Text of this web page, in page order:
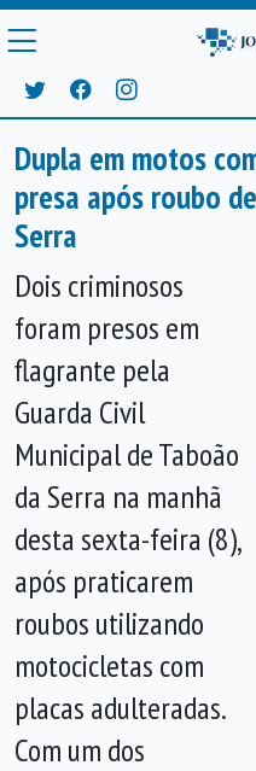
Dupla em motos
presa após roubo
Serra
Dois criminosos
foram presos em
flagrante pela
Guarda Civil
Municipal de Taboão
da Serra na manhã
desta sexta-feira (8),
após praticarem
roubos utilizando
motocicletas com
placas adulteradas.
Com um dos